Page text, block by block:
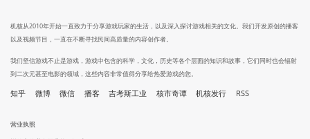
机核从2010年开始一直致力于分享游戏玩家的生活，以及深入探讨游戏相关的文化。我们开发原创的播客
以及视频节目，一直在不断寻找民间高质量的内容创作者。
我们坚信游戏不止是游戏，游戏中包含的科学，文化，历史等各个层面的知识和故事，它们同时也会辐射
到二次元甚至电影的领域，这些内容非常值得分享给热爱游戏的您。
知乎 微博 微信 播客 吉考斯工业 核市奇谭 机核发行 RSS
营业执照